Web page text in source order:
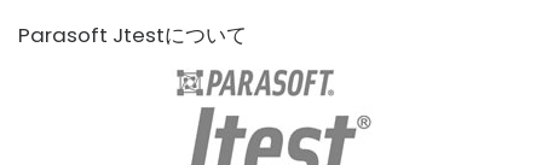
Parasoft Jtestについて